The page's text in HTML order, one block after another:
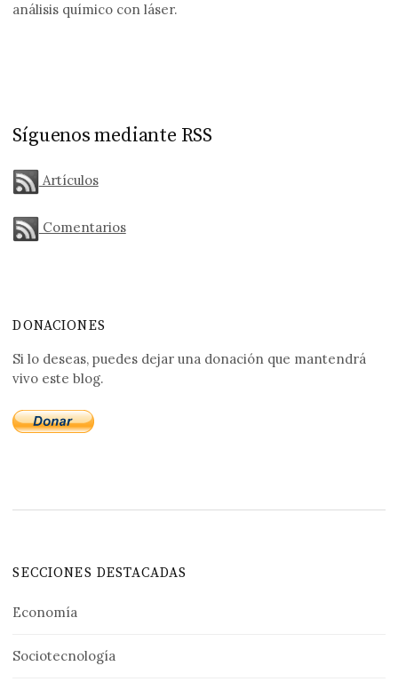
análisis químico con láser.
Síguenos mediante RSS
Artículos
Comentarios
DONACIONES
Si lo deseas, puedes dejar una donación que mantendrá
vivo este blog.
SECCIONES DESTACADAS
Economía
Sociotecnología